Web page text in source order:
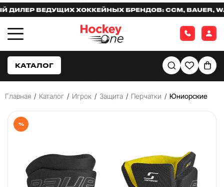
ВЕДУЩИХ ХОККЕЙНЫХ БРЕНДОВ: CCM, BAUER,
КАТАЛОГ
Главная / Каталог / Игрок / Защита / Перчатки / Юниорские
%